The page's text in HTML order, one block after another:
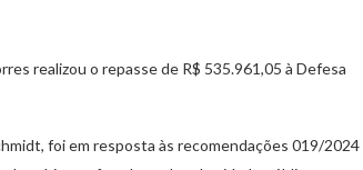
realizou o repasse de R$ 535.961,05 à Defesa
foi em resposta às recomendações 019/2024